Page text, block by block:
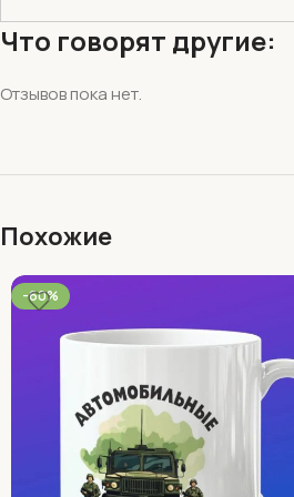
Что говорят другие:
Отзывов пока нет.
Похожие
-60%